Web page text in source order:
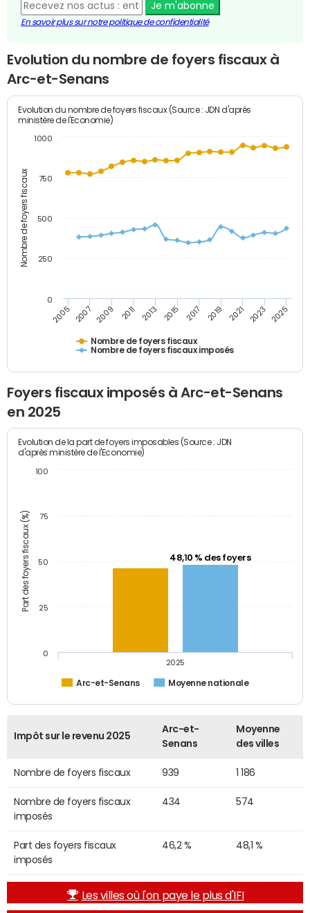
Je m'abonne
En savoir plus sur notre politique de confidentialité
Evolution du nombre de foyers fiscaux à
Arc-et-Senans
Nombre de foyers fiscaux
Evolution du nombre de foyers fiscaux (Source : JDN d'après
ministère de l'Economie)
Nombre de foyers fiscaux
Nombre de foyers fiscaux imposés
2005 2007 2009 2011 2013 2015 2017 2019 2021 2023 2025
0
250
500
750
1000
Foyers fiscaux imposés à Arc-et-Senans
en 2025
Part des foyers fiscaux (%)
Evolution de la part de foyers imposables (Source : JDN
d'après ministère de l'Economie)
48,10 % des foyers
Arc-et-Senans Moyenne nationale
2025
0
25
50
75
100
Impôt sur le revenu 2025
Arc-et-
Senans
Moyenne
des villes
Nombre de foyers fiscaux 939 1 186
Nombre de foyers fiscaux
imposés
434 574
Part des foyers fiscaux
imposés
46,2 % 48,1 %
Les villes où l'on paye le plus d'IFI